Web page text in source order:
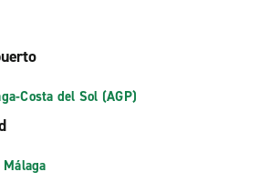
Costa del Sol (AGP)